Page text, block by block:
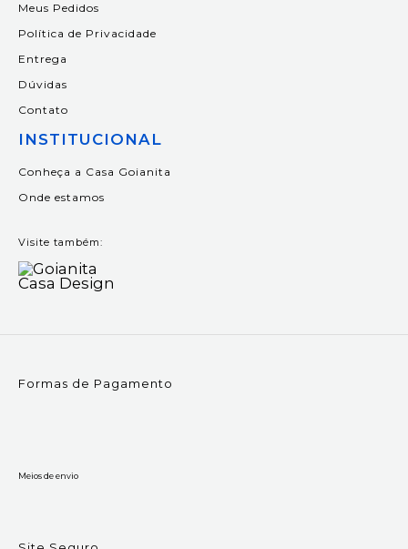
Meus Pedidos
Política de Privacidade
Entrega
Dúvidas
Contato
INSTITUCIONAL
Conheça a Casa Goianita
Onde estamos
Visite também:
Formas de Pagamento
Meios de envio